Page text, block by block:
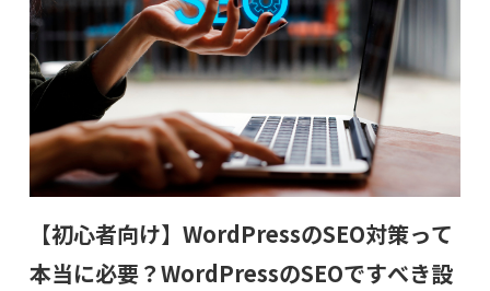
【初心者向け】WordPressのSEO対策って
本当に必要？WordPressのSEOですべき設